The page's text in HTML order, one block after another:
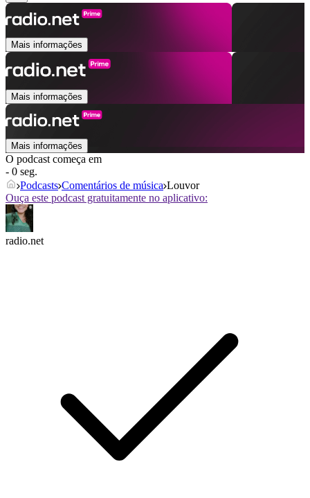
Mais informações
Mais informações
Mais informações
O podcast começa em
- 0 seg.
Podcasts Comentários de música Louvor
Ouça este podcast gratuitamente no aplicativo:
radio.net